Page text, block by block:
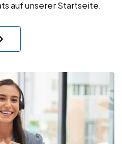
auf unserer Startseite.